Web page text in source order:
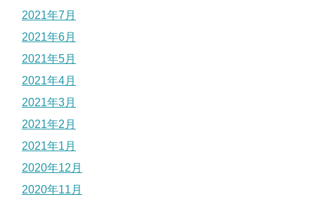
2021年7月
2021年6月
2021年5月
2021年4月
2021年3月
2021年2月
2021年1月
2020年12月
2020年11月